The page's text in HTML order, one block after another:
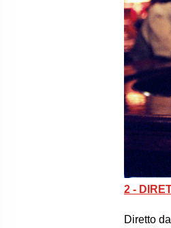
2 -
Diretto da